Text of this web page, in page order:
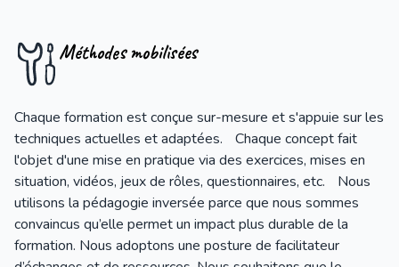
Méthodes mobilisées
Chaque formation est conçue sur-mesure et s'appuie sur les
techniques actuelles et adaptées. Chaque concept fait
l'objet d'une mise en pratique via des exercices, mises en
situation, vidéos, jeux de rôles, questionnaires, etc. Nous
utilisons la pédagogie inversée parce que nous sommes
convaincus qu’elle permet un impact plus durable de la
formation. Nous adoptons une posture de facilitateur